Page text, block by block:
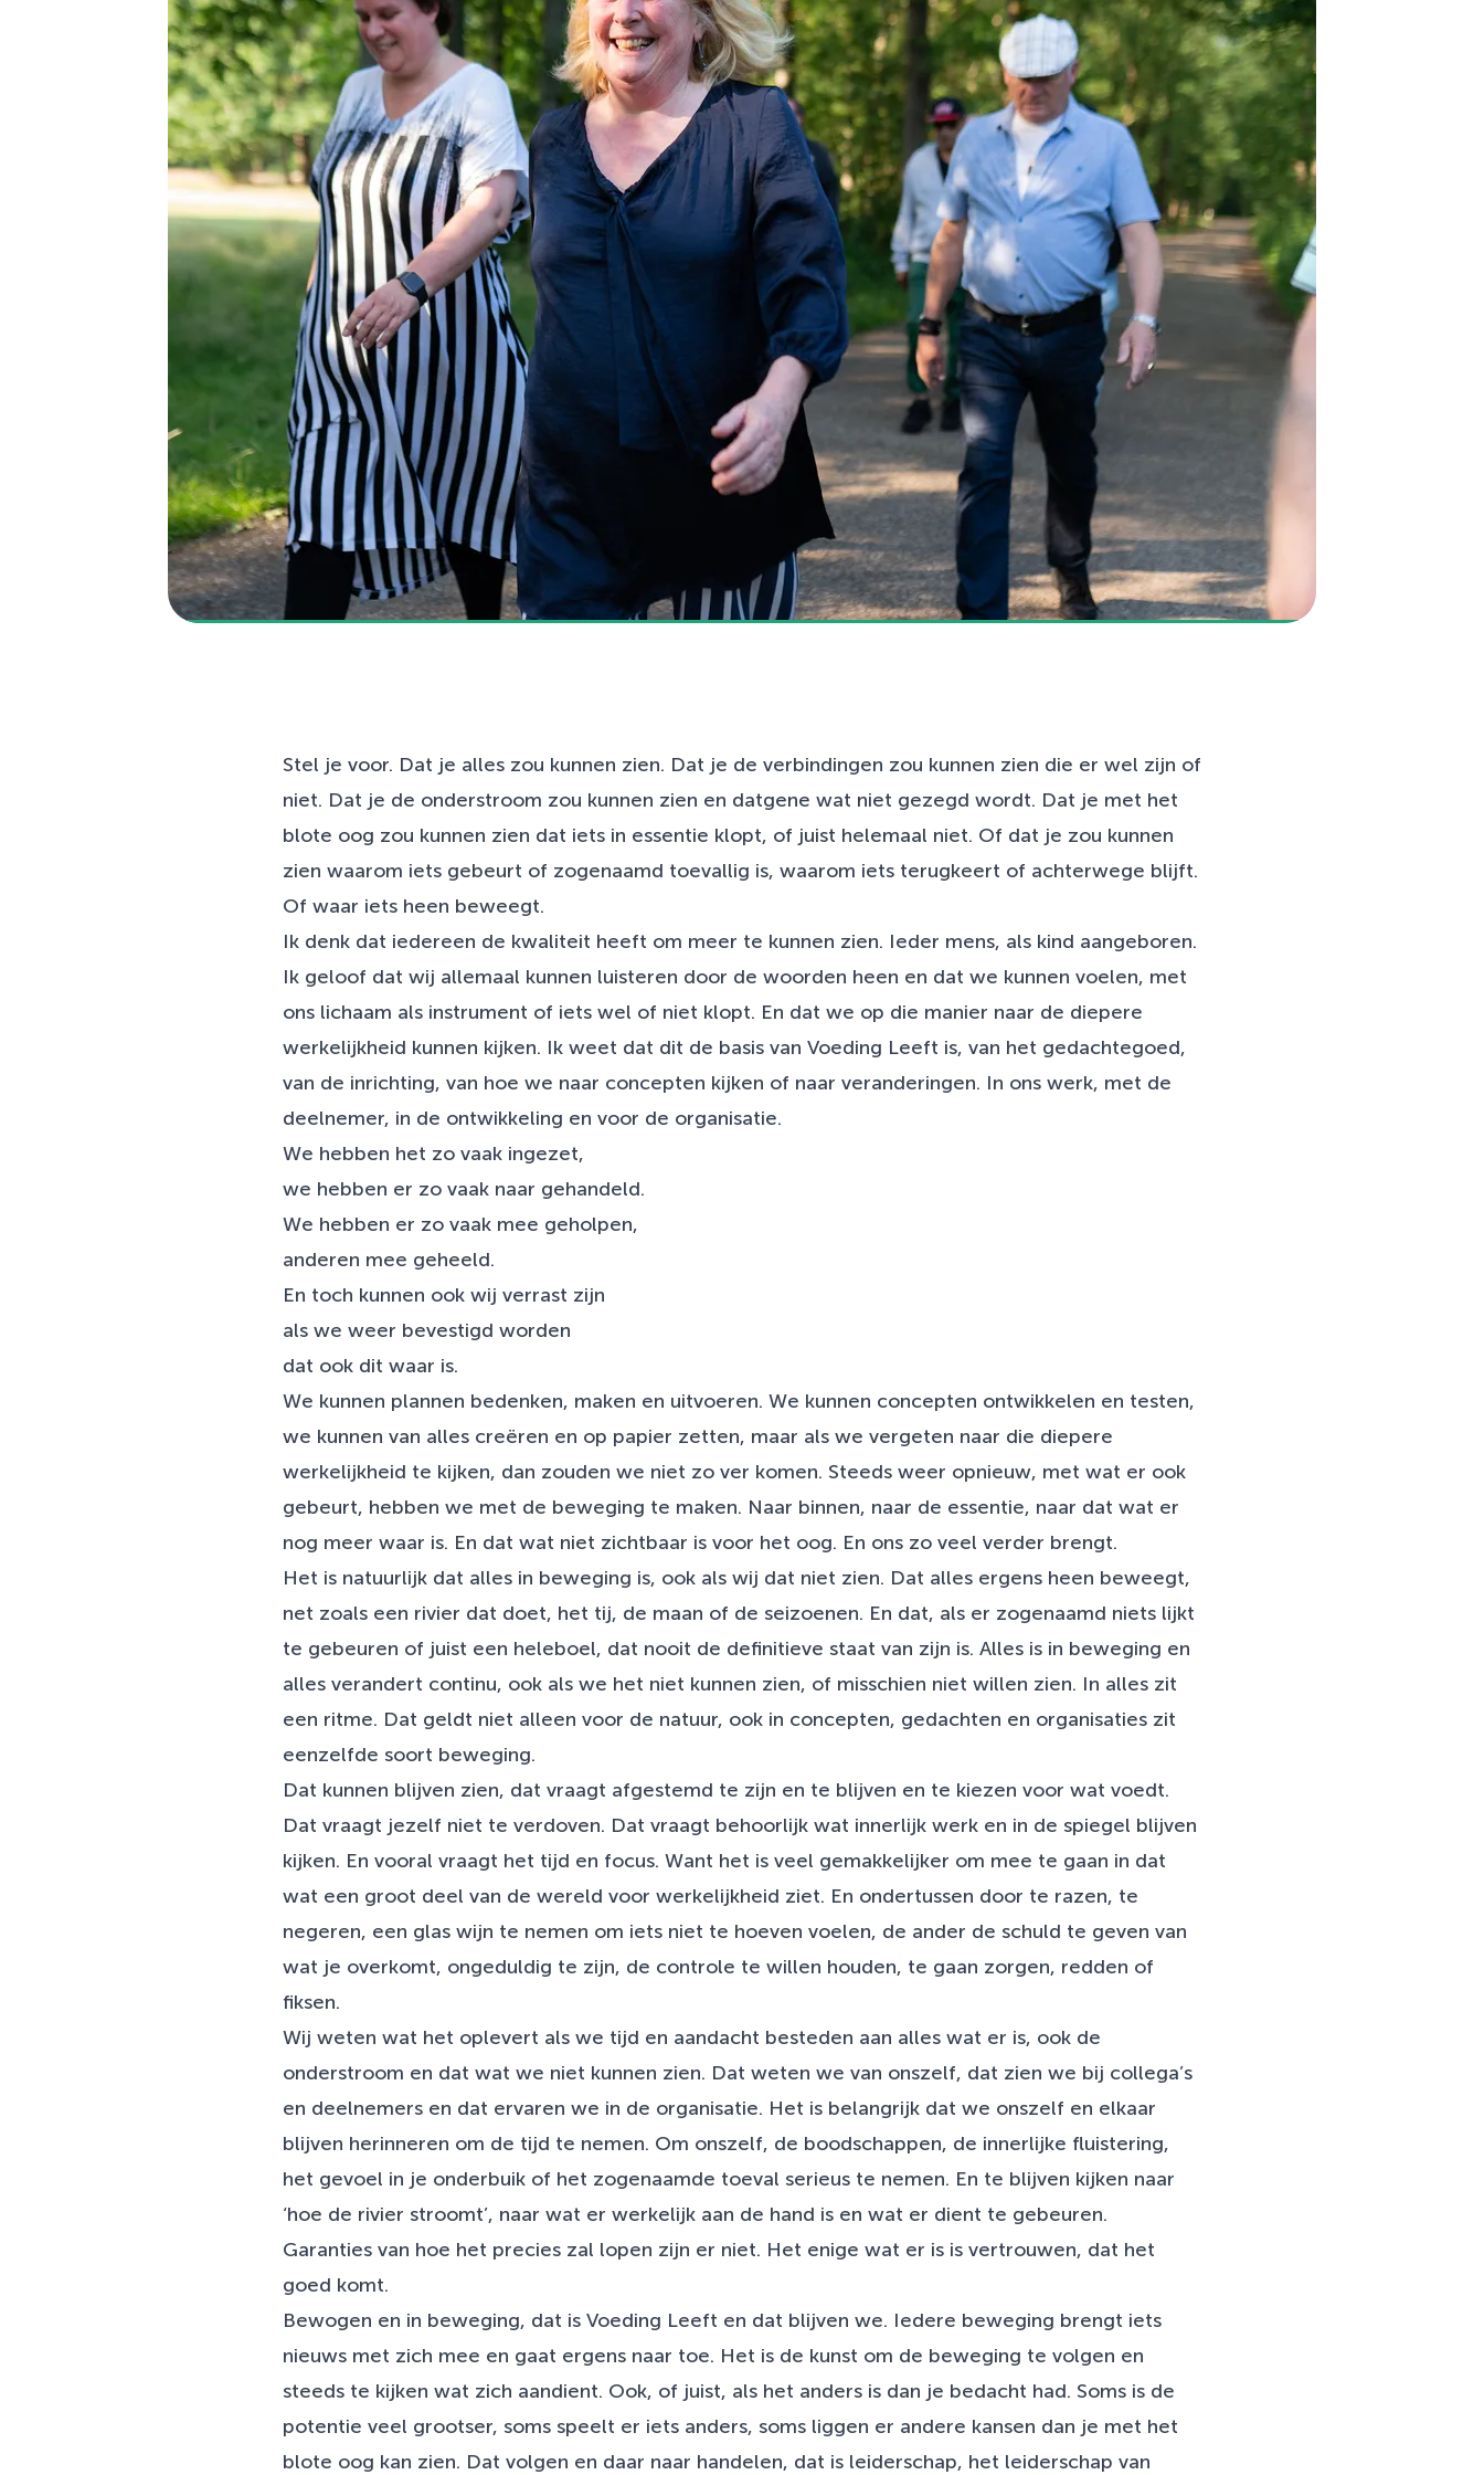
Veelgestelde vragen
Stel je voor. Dat je alles zou kunnen zien. Dat je de verbindingen zou kunnen zien die er wel zijn of
niet. Dat je de onderstroom zou kunnen zien en datgene wat niet gezegd wordt. Dat je met het
blote oog zou kunnen zien dat iets in essentie klopt, of juist helemaal niet. Of dat je zou kunnen
zien waarom iets gebeurt of zogenaamd toevallig is, waarom iets terugkeert of achterwege blijft.
Of waar iets heen beweegt.
Ik denk dat iedereen de kwaliteit heeft om meer te kunnen zien. Ieder mens, als kind aangeboren.
Ik geloof dat wij allemaal kunnen luisteren door de woorden heen en dat we kunnen voelen, met
ons lichaam als instrument of iets wel of niet klopt. En dat we op die manier naar de diepere
werkelijkheid kunnen kijken. Ik weet dat dit de basis van Voeding Leeft is, van het gedachtegoed,
van de inrichting, van hoe we naar concepten kijken of naar veranderingen. In ons werk, met de
deelnemer, in de ontwikkeling en voor de organisatie.
We hebben het zo vaak ingezet,
we hebben er zo vaak naar gehandeld.
We hebben er zo vaak mee geholpen,
anderen mee geheeld.
En toch kunnen ook wij verrast zijn
als we weer bevestigd worden
dat ook dit waar is.
We kunnen plannen bedenken, maken en uitvoeren. We kunnen concepten ontwikkelen en testen,
we kunnen van alles creëren en op papier zetten, maar als we vergeten naar die diepere
werkelijkheid te kijken, dan zouden we niet zo ver komen. Steeds weer opnieuw, met wat er ook
gebeurt, hebben we met de beweging te maken. Naar binnen, naar de essentie, naar dat wat er
nog meer waar is. En dat wat niet zichtbaar is voor het oog. En ons zo veel verder brengt.
Het is natuurlijk dat alles in beweging is, ook als wij dat niet zien. Dat alles ergens heen beweegt,
net zoals een rivier dat doet, het tij, de maan of de seizoenen. En dat, als er zogenaamd niets lijkt
te gebeuren of juist een heleboel, dat nooit de definitieve staat van zijn is. Alles is in beweging en
alles verandert continu, ook als we het niet kunnen zien, of misschien niet willen zien. In alles zit
een ritme. Dat geldt niet alleen voor de natuur, ook in concepten, gedachten en organisaties zit
eenzelfde soort beweging.
Dat kunnen blijven zien, dat vraagt afgestemd te zijn en te blijven en te kiezen voor wat voedt.
Dat vraagt jezelf niet te verdoven. Dat vraagt behoorlijk wat innerlijk werk en in de spiegel blijven
kijken. En vooral vraagt het tijd en focus. Want het is veel gemakkelijker om mee te gaan in dat
wat een groot deel van de wereld voor werkelijkheid ziet. En ondertussen door te razen, te
negeren, een glas wijn te nemen om iets niet te hoeven voelen, de ander de schuld te geven van
wat je overkomt, ongeduldig te zijn, de controle te willen houden, te gaan zorgen, redden of
fiksen.
Wij weten wat het oplevert als we tijd en aandacht besteden aan alles wat er is, ook de
onderstroom en dat wat we niet kunnen zien. Dat weten we van onszelf, dat zien we bij collega’s
en deelnemers en dat ervaren we in de organisatie. Het is belangrijk dat we onszelf en elkaar
blijven herinneren om de tijd te nemen. Om onszelf, de boodschappen, de innerlijke fluistering,
het gevoel in je onderbuik of het zogenaamde toeval serieus te nemen. En te blijven kijken naar
‘hoe de rivier stroomt’, naar wat er werkelijk aan de hand is en wat er dient te gebeuren.
Garanties van hoe het precies zal lopen zijn er niet. Het enige wat er is is vertrouwen, dat het
goed komt.
Bewogen en in beweging, dat is Voeding Leeft en dat blijven we. Iedere beweging brengt iets
nieuws met zich mee en gaat ergens naar toe. Het is de kunst om de beweging te volgen en
steeds te kijken wat zich aandient. Ook, of juist, als het anders is dan je bedacht had. Soms is de
potentie veel grootser, soms speelt er iets anders, soms liggen er andere kansen dan je met het
blote oog kan zien. Dat volgen en daar naar handelen, dat is leiderschap, het leiderschap van